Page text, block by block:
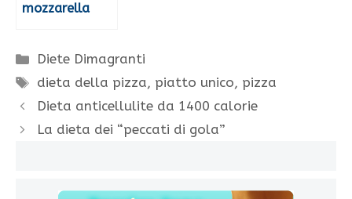
mozzarella
Categorie
Diete Dimagranti
Tag
dieta della pizza, piatto unico, pizza
Dieta anticellulite da 1400 calorie
La dieta dei “peccati di gola”